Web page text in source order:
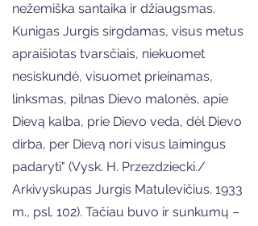
nežemiška santaika ir džiaugsmas.
Kunigas Jurgis sirgdamas, visus metus
apraišiotas tvarsčiais, niekuomet
nesiskundė, visuomet prieinamas,
linksmas, pilnas Dievo malonės, apie
Dievą kalba, prie Dievo veda, dėl Dievo
dirba, per Dievą nori visus laimingus
padaryti" (Vysk. H. Przezdziecki./
Arkivyskupas Jurgis Matulevičius. 1933
m., psl. 102). Tačiau buvo ir sunkumų –